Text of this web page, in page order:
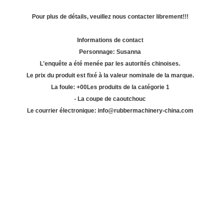
Pour plus de détails, veuillez nous contacter librement!!!
Informations de contact
Personnage: Susanna
L'enquête a été menée par les autorités chinoises.
Le prix du produit est fixé à la valeur nominale de la marque.
La foule: +00Les produits de la catégorie 1
- La coupe de caoutchouc
Le courrier électronique: info@rubbermachinery-china.com